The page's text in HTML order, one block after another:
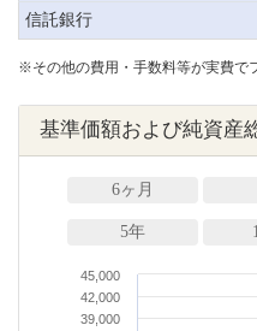
信託銀行
※その他の費用・手数料等が実費で
基準価額および純資産
6ヶ月
5年
42,000
39,000
45,000